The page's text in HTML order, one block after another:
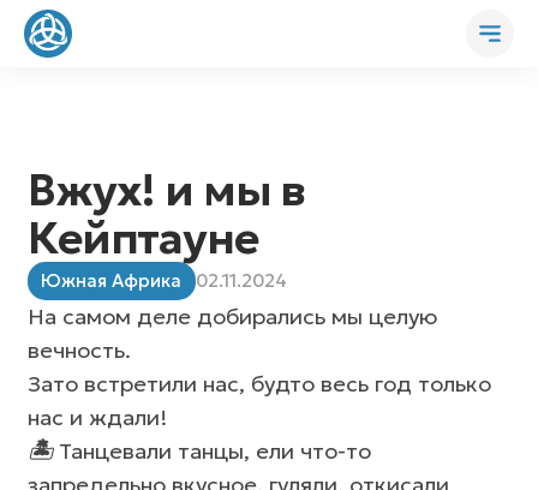
Вжух! и мы в
Кейптауне
Южная Африка 02.11.2024
На самом деле добирались мы целую
вечность.
Зато встретили нас, будто весь год только
нас и ждали!
🏝Танцевали танцы, ели что-то
запредельно вкусное, гуляли, откисали
после перелёта и знакомились.
Африканский трип начался✨